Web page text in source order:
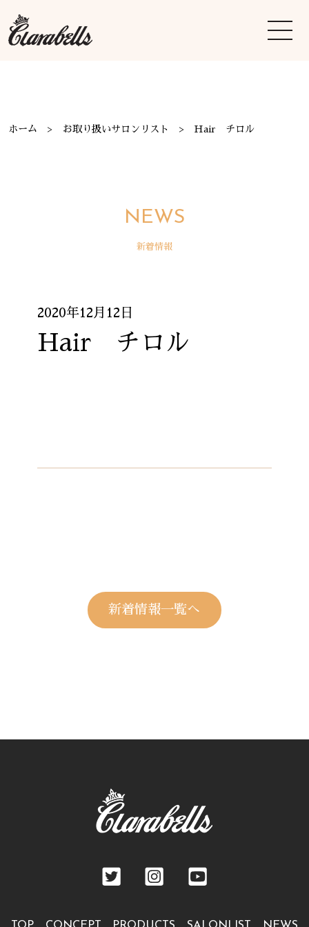
ホーム お取り扱いサロンリスト Hair チロル
NEWS
新着情報
2020年12月12日
Hair チロル
新着情報一覧へ